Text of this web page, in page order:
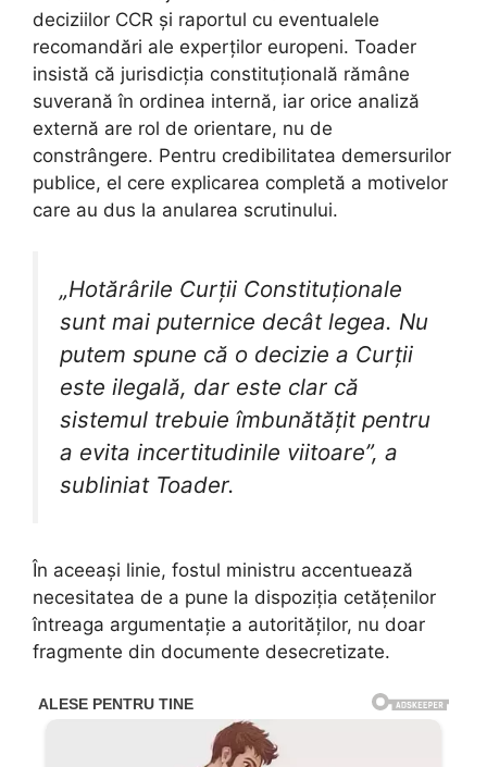
deciziilor CCR și raportul cu eventualele
recomandări ale experților europeni. Toader
insistă că jurisdicția constituțională rămâne
suverană în ordinea internă, iar orice analiză
externă are rol de orientare, nu de
constrângere. Pentru credibilitatea demersurilor
publice, el cere explicarea completă a motivelor
care au dus la anularea scrutinului.
„Hotărârile Curții Constituționale
sunt mai puternice decât legea. Nu
putem spune că o decizie a Curții
este ilegală, dar este clar că
sistemul trebuie îmbunătățit pentru
a evita incertitudinile viitoare”, a
subliniat Toader.
În aceeași linie, fostul ministru accentuează
necesitatea de a pune la dispoziția cetățenilor
întreaga argumentație a autorităților, nu doar
fragmente din documente desecretizate.